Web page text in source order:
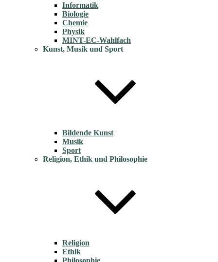
Informatik
Biologie
Chemie
Physik
MINT-EC-Wahlfach
Kunst, Musik und Sport
Bildende Kunst
Musik
Sport
Religion, Ethik und Philosophie
Religion
Ethik
Philosophie